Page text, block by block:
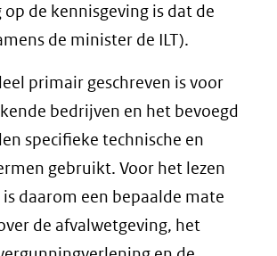
de kennisgeving is dat de
de minister de ILT).
primair geschreven is voor
bedrijven en het bevoegd
specifieke technische en
gebruikt. Voor het lezen
daarom een bepaalde mate
de afvalwetgeving, het